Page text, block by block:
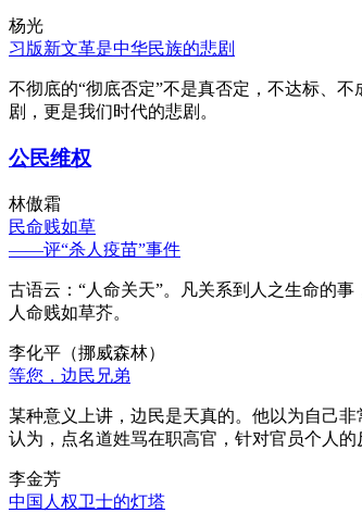
杨光
习版新文革是中华民族的悲剧
不彻底的“彻底否定”不是真否定，不达标、
剧，更是我们时代的悲剧。
公民维权
林傲霜
民命贱如草
——评“杀人疫苗”事件
古语云：“人命关天”。凡关系到人之生命的
人命贱如草芥。
李化平（挪威森林）
等您，边民兄弟
某种意义上讲，边民是天真的。他以为自己
认为，点名道姓骂在职高官，针对官员个人的
李金芳
中国人权卫士的灯塔